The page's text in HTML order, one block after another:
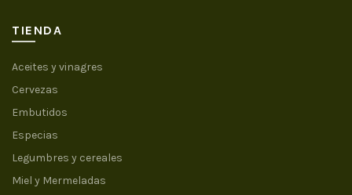
TIENDA
Aceites y vinagres
Cervezas
Embutidos
Especias
Legumbres y cereales
Miel y Mermeladas